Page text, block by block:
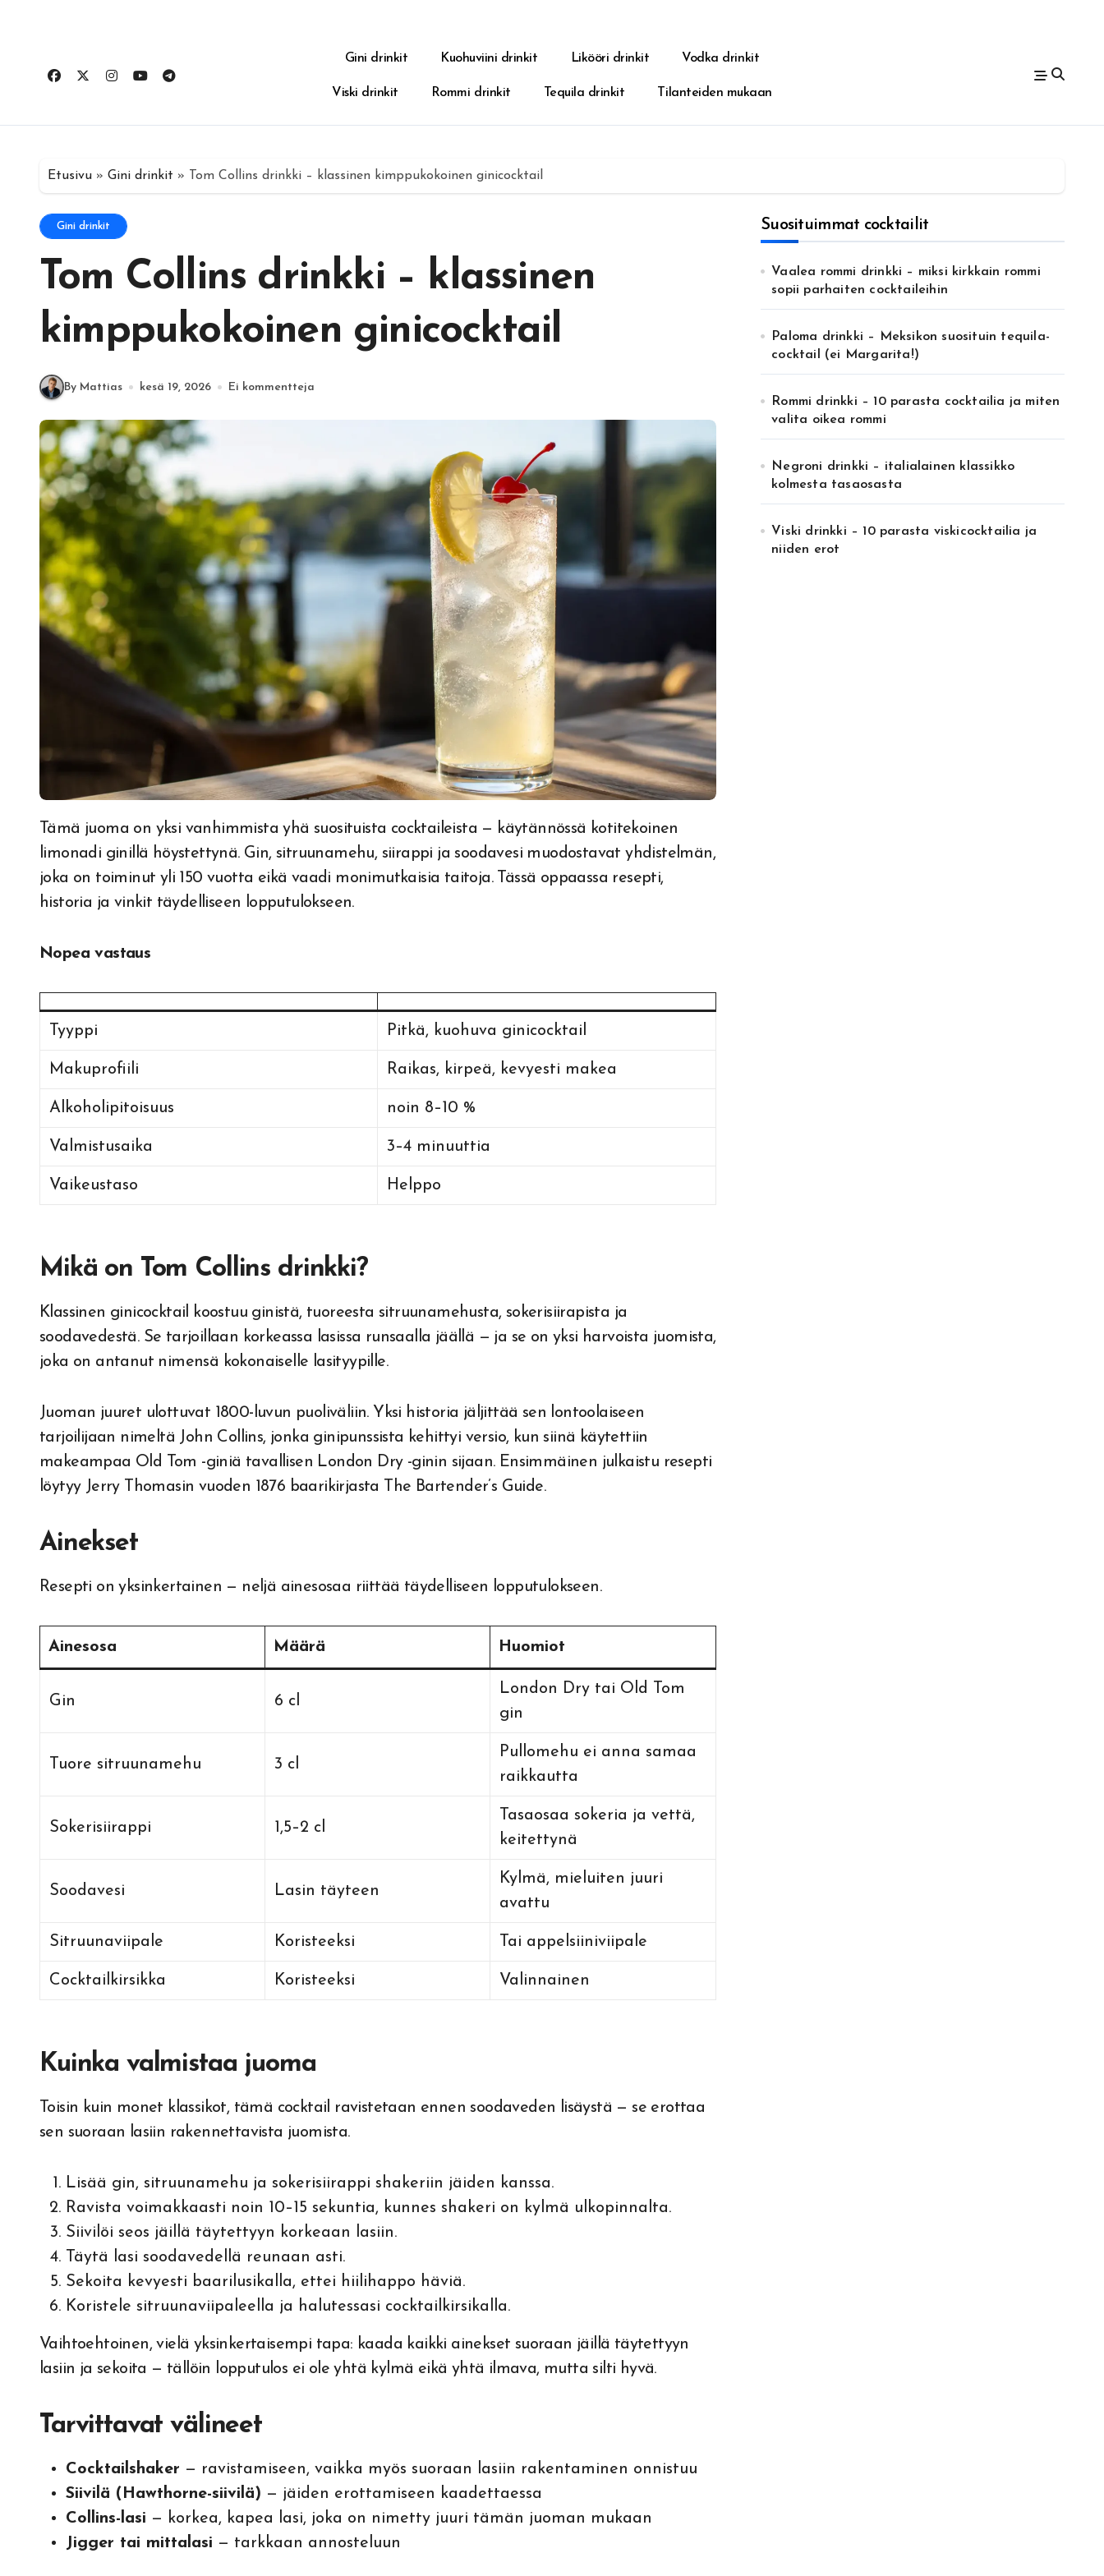
Gini drinkit Kuohuviini drinkit Likööri drinkit Vodka drinkit
Viski drinkit Rommi drinkit Tequila drinkit Tilanteiden mukaan
Etusivu » Gini drinkit » Tom Collins drinkki – klassinen kimppukokoinen ginicocktail
Gini drinkit
Tom Collins drinkki – klassinen
kimppukokoinen ginicocktail
By Mattias kesä 19, 2026 Ei kommentteja
Tämä juoma on yksi vanhimmista yhä suosituista cocktaileista — käytännössä kotitekoinen
limonadi ginillä höystettynä. Gin, sitruunamehu, siirappi ja soodavesi muodostavat yhdistelmän,
joka on toiminut yli 150 vuotta eikä vaadi monimutkaisia taitoja. Tässä oppaassa resepti,
historia ja vinkit täydelliseen lopputulokseen.
Nopea vastaus
Tyyppi Pitkä, kuohuva ginicocktail
Makuprofiili Raikas, kirpeä, kevyesti makea
Alkoholipitoisuus noin 8–10 %
Valmistusaika 3–4 minuuttia
Vaikeustaso Helppo
Mikä on Tom Collins drinkki?
Klassinen ginicocktail koostuu ginistä, tuoreesta sitruunamehusta, sokerisiirapista ja
soodavedestä. Se tarjoillaan korkeassa lasissa runsaalla jäällä — ja se on yksi harvoista juomista,
joka on antanut nimensä kokonaiselle lasityypille.
Juoman juuret ulottuvat 1800-luvun puoliväliin. Yksi historia jäljittää sen lontoolaiseen
tarjoilijaan nimeltä John Collins, jonka ginipunssista kehittyi versio, kun siinä käytettiin
makeampaa Old Tom -giniä tavallisen London Dry -ginin sijaan. Ensimmäinen julkaistu resepti
löytyy Jerry Thomasin vuoden 1876 baarikirjasta The Bartender’s Guide.
Ainekset
Resepti on yksinkertainen — neljä ainesosaa riittää täydelliseen lopputulokseen.
Ainesosa Määrä Huomiot
Gin 6 cl
London Dry tai Old Tom
gin
Tuore sitruunamehu 3 cl
Pullomehu ei anna samaa
raikkautta
Sokerisiirappi 1,5–2 cl
Tasaosaa sokeria ja vettä,
keitettynä
Soodavesi Lasin täyteen
Kylmä, mieluiten juuri
avattu
Sitruunaviipale Koristeeksi Tai appelsiiniviipale
Cocktailkirsikka Koristeeksi Valinnainen
Kuinka valmistaa juoma
Toisin kuin monet klassikot, tämä cocktail ravistetaan ennen soodaveden lisäystä — se erottaa
sen suoraan lasiin rakennettavista juomista.
Lisää gin, sitruunamehu ja sokerisiirappi shakeriin jäiden kanssa.
Ravista voimakkaasti noin 10–15 sekuntia, kunnes shakeri on kylmä ulkopinnalta.
Siivilöi seos jäillä täytettyyn korkeaan lasiin.
Täytä lasi soodavedellä reunaan asti.
Sekoita kevyesti baarilusikalla, ettei hiilihappo häviä.
Koristele sitruunaviipaleella ja halutessasi cocktailkirsikalla.
Vaihtoehtoinen, vielä yksinkertaisempi tapa: kaada kaikki ainekset suoraan jäillä täytettyyn
lasiin ja sekoita — tällöin lopputulos ei ole yhtä kylmä eikä yhtä ilmava, mutta silti hyvä.
Tarvittavat välineet
Cocktailshaker — ravistamiseen, vaikka myös suoraan lasiin rakentaminen onnistuu
Siivilä (Hawthorne-siivilä) — jäiden erottamiseen kaadettaessa
Collins-lasi — korkea, kapea lasi, joka on nimetty juuri tämän juoman mukaan
Jigger tai mittalasi — tarkkaan annosteluun
Suosituimmat cocktailit
Vaalea rommi drinkki – miksi kirkkain rommi
sopii parhaiten cocktaileihin
Paloma drinkki – Meksikon suosituin tequila-
cocktail (ei Margarita!)
Rommi drinkki – 10 parasta cocktailia ja miten
valita oikea rommi
Negroni drinkki – italialainen klassikko
kolmesta tasaosasta
Viski drinkki – 10 parasta viskicocktailia ja
niiden erot